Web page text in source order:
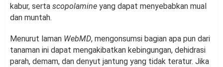
kabur, serta scopolamine yang dapat menyebabkan mual
dan muntah.
Menurut laman WebMD, mengonsumsi bagian apa pun dari
tanaman ini dapat mengakibatkan kebingungan, dehidrasi
parah, demam, dan denyut jantung yang tidak teratur. Jika